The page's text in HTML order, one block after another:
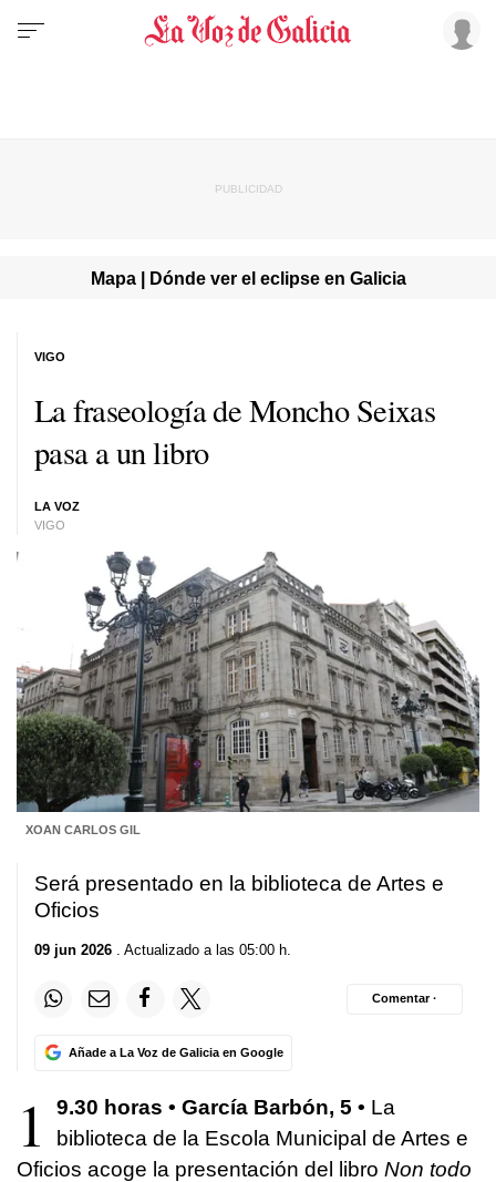
Mapa | Dónde ver el eclipse en Galicia
La fraseología de Moncho Seixas
pasa a un libro
LA VOZ
VIGO
VIGO
XOAN CARLOS GIL
Será presentado en la biblioteca de Artes e
Oficios
09 jun 2026 . Actualizado a las 05:00 h.
Añade a La Voz de Galicia en Google
Comentar ·
1 9.30 horas • García Barbón, 5 • La
biblioteca de la Escola Municipal de Artes e
Oficios acoge la presentación del libro Non todo